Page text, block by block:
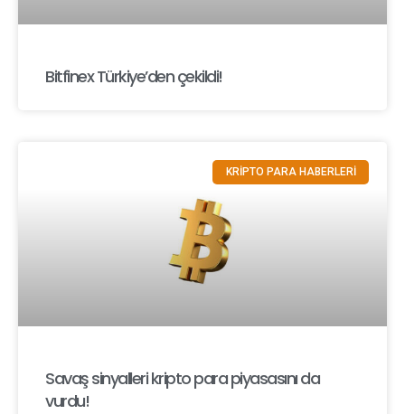
Bitfinex Türkiye’den çekildi!
KRİPTO PARA HABERLERİ
Savaş sinyalleri kripto para piyasasını da
vurdu!